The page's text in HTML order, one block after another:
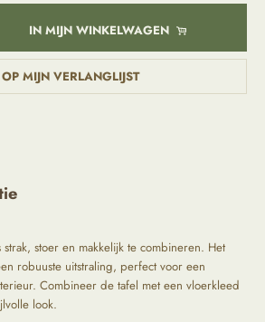
IN MIJN WINKELWAGEN
OP MIJN VERLANGLIJST
strak, stoer en makkelijk te combineren. Het
robuuste uitstraling, perfect voor een
Combineer de tafel met een vloerkleed
look.